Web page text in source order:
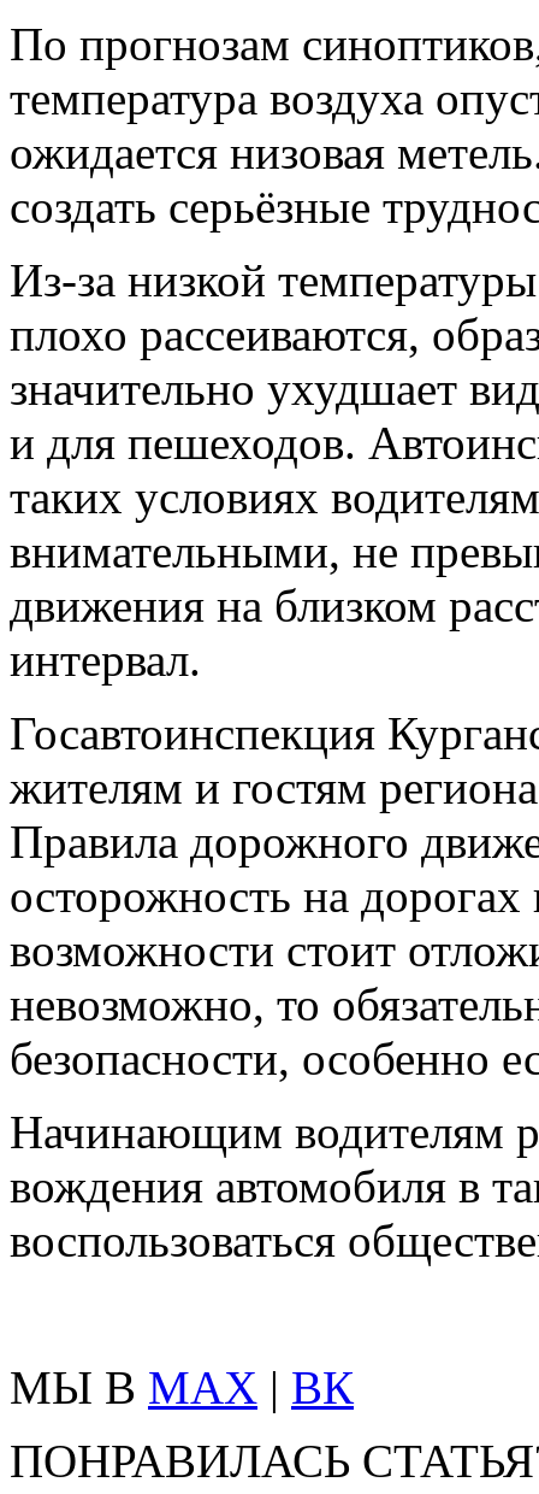
По прогнозам
температура воздуха
ожидается низовая
создать серьёзные
Из-за низкой
плохо рассеиваются,
значительно ухудшает
и для пешеходов.
таких условиях
внимательными, не
движения на близком
интервал.
Госавтоинспекция
жителям и гостям
Правила дорожного
осторожность на
возможности стоит
невозможно, то
безопасности, особенно
Начинающим водителям
вождения автомобиля в
воспользоваться
МЫ В MAX | ВК
ПОНРАВИЛАСЬ